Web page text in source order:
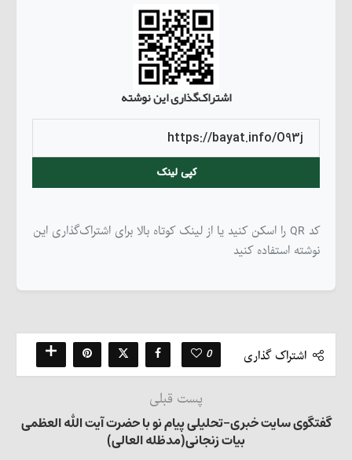
اشتراک‌گذاری این نوشته
کپی لینک
کد QR را اسکن کنید یا از لینک کوتاه بالا برای اشتراک‌گذاری این
نوشته استفاده کنید
اشتراک گذاری 0
پست قبلی
گفتگوی سایت خبری-تحلیلی پیام نو با حضرت آیت الله العظمی
بیات زنجانی(مدظله العالی)